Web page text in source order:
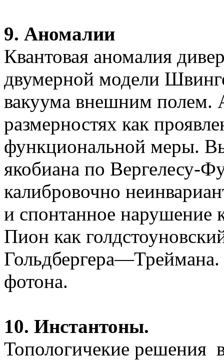
9. Аномалии
Квантовая аномалия
двумерной модели
вакуума внешним полем.
размерностях как
функциональной меры.
якобиана по Вергелесу-
калибровочно
и спонтанное нарушение
Пион как
Гольдбергера—Треймана
фотона.
10. Инстантоны.
Топологичекие решения